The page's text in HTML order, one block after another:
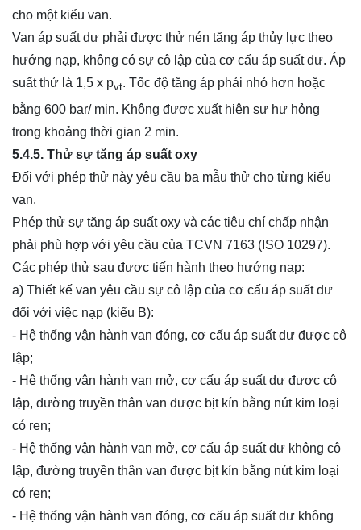
cho một kiểu van.
Van áp suất dư phải được thử nén tăng áp thủy lực theo
hướng nạp, không có sự cô lập của cơ cấu áp suất dư. Áp
suất thử là 1,5 x pvt. Tốc độ tăng áp phải nhỏ hơn hoặc
bằng 600 bar/ min. Không được xuất hiện sự hư hỏng
trong khoảng thời gian 2 min.
5.4.5. Thử sự tăng áp suất oxy
Đối với phép thử này yêu cầu ba mẫu thử cho từng kiểu
van.
Phép thử sự tăng áp suất oxy và các tiêu chí chấp nhận
phải phù hợp với yêu cầu của TCVN 7163 (ISO 10297).
Các phép thử sau được tiến hành theo hướng nạp:
a) Thiết kế van yêu cầu sự cô lập của cơ cấu áp suất dư
đối với việc nạp (kiểu B):
- Hệ thống vận hành van đóng, cơ cấu áp suất dư được cô
lập;
- Hệ thống vận hành van mở, cơ cấu áp suất dư được cô
lập, đường truyền thân van được bịt kín bằng nút kim loại
có ren;
- Hệ thống vận hành van mở, cơ cấu áp suất dư không cô
lập, đường truyền thân van được bịt kín bằng nút kim loại
có ren;
- Hệ thống vận hành van đóng, cơ cấu áp suất dư không